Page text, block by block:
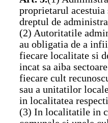
proprietarul acestuia
dreptul de
(2) Autoritatile
au obligatia de a
fiecare localitate si
incat sa aiba
fiecare cult
sau a unitatilor
in localitatea
(3) In localitatile in